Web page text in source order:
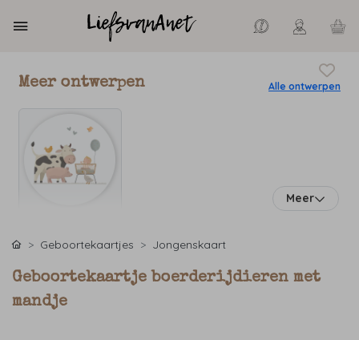
Meer ontwerpen Alle ontwerpen
Meer
Geboortekaartjes Jongenskaart
Geboortekaartje boerderijdieren met
mandje